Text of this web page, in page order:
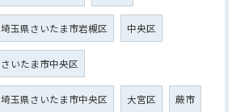
埼玉県さいたま市岩槻区 中央区
さいたま市中央区
埼玉県さいたま市中央区 大宮区 蕨市